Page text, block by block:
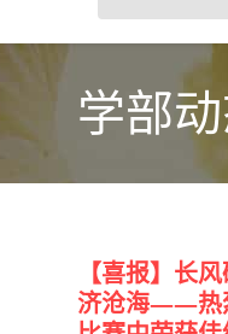
学部
【喜报】长
济沧海——热